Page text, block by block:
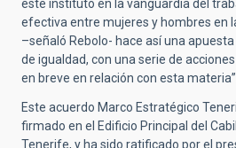
este instituto en la vanguardia del
efectiva entre mujeres y hombres en
–señaló Rebolo- hace así una
de igualdad, con una serie de
en breve en relación con esta materia”.
Este acuerdo Marco Estratégico
firmado en el Edificio Principal del
Tenerife, y ha sido ratificado por el